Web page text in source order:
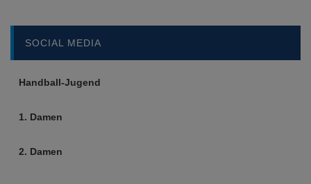
SOCIAL MEDIA
Handball-Jugend
1. Damen
2. Damen